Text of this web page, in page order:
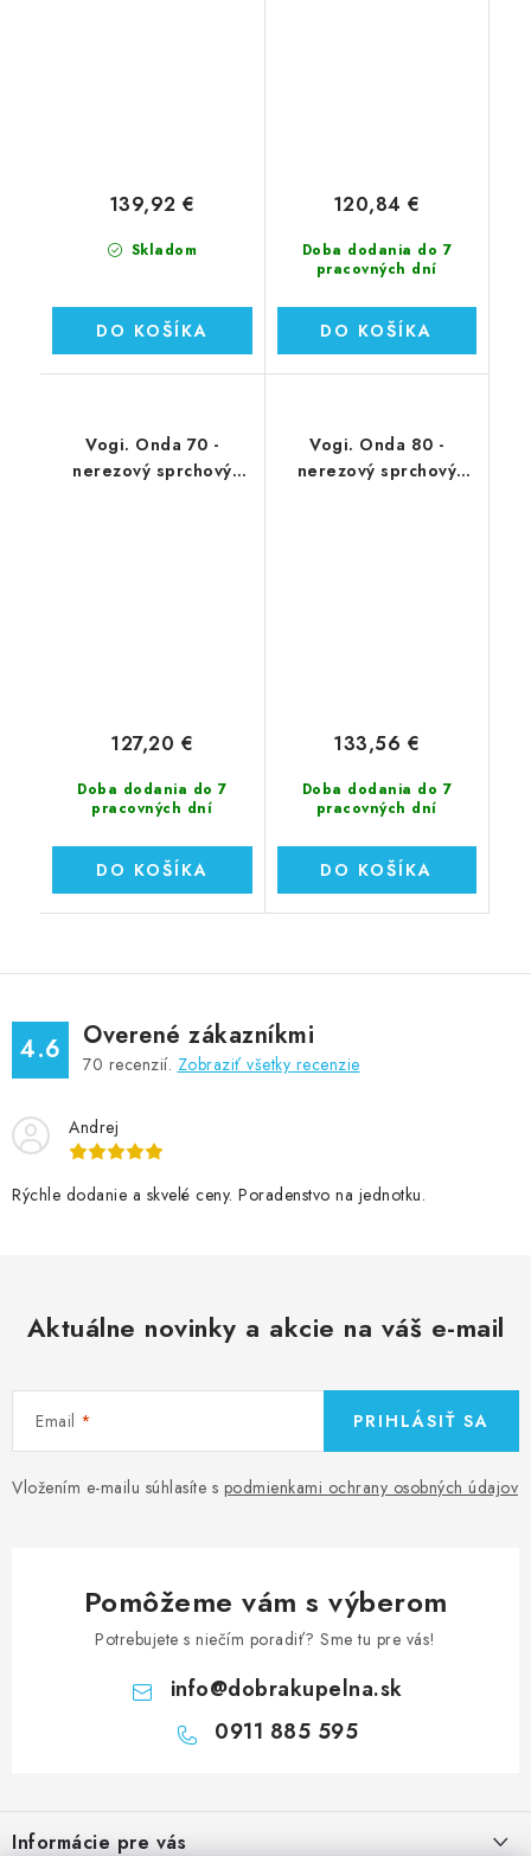
Skladom
139,92 €
DO KOŠÍKA
Doba dodania do 7
pracovných dní
120,84 €
DO KOŠÍKA
Vogi. Onda 70 -
nerezový sprchový
Doba dodania do 7
pracovných dní
127,20 €
DO KOŠÍKA
Vogi. Onda 80 -
nerezový sprchový
Doba dodania do 7
pracovných dní
133,56 €
DO KOŠÍKA
4.6 Overené zákazníkmi
70 recenzií. Zobraziť všetky recenzie
Andrej
Rýchle dodanie a skvelé ceny. Poradenstvo na jednotku.
Aktuálne novinky a akcie na váš e-mail
Email
Vložením e-mailu súhlasíte s podmienkami ochrany osobných údajov
PRIHLÁSIŤ SA
Pomôžeme vám s výberom
Potrebujete s niečím poradiť? Sme tu pre vás!
info@dobrakupelna.sk
0911 885 595
Informácie pre vás